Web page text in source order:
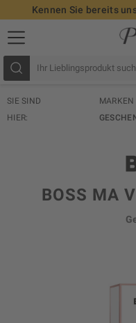
Kennen Sie bereits
SIE SIND
HIER:
MARKEN
BOSS MA